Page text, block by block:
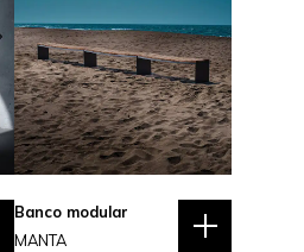
Banco modular
MANTA